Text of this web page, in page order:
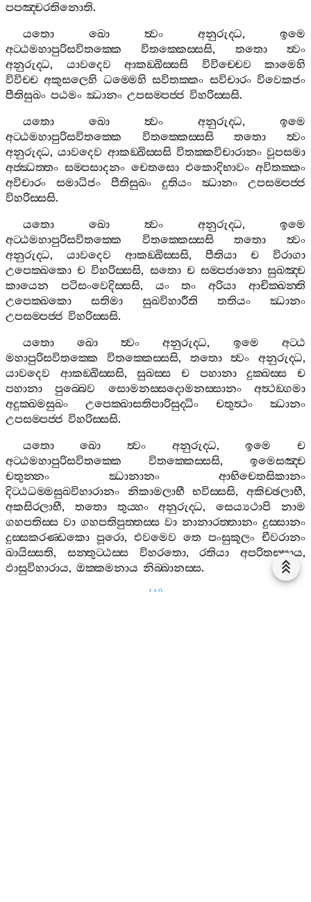
පපඤ‍්චරතිනොති.
යතො
ඛො ත්‍වං අනුරුද‍්ධ, ඉමෙ
අට‍්ඨමහාපුරිසවිතක‍්කෙ
විතක‍්කෙස‍්සසි, තතො
ත්‍වං
අනුරුද‍්ධ, යාවදෙව ආකඞ‍්ඛිස‍්සසි විවිච‍්චෙව
කාමෙහි
විවිච‍්ච අකුසලෙහි ධම‍්මෙහි සවිතක‍්කං සවිචාරං විවෙකජං
පීතිසුඛං පඨමං ඣානං උපසම‍්පජ‍්ජ විහරිස‍්සසි.
යතො
ඛො ත්‍වං අනුරුද‍්ධ, ඉමෙ
අට‍්ඨමහාපුරිසවිතක‍්කෙ
විතක‍්කෙස‍්සසි තතො
ත්‍වං
අනුරුද‍්ධ,යාවදෙව ආකඞ‍්ඛිස‍්සසි විතක‍්කවිචාරානං වූපසමා
අජ‍්ඣත‍්තං සම‍්පසාදනං චෙතසො එකොදිභාවං අවිතක‍්කං
අවිචාරං
සමාධිජං පීතිසුඛං දුතියං ඣානං
උපසම‍්පජ‍්ජ
විහරිස‍්සසි.
යතො
ඛො ත්‍වං අනුරුද‍්ධ, ඉමෙ
අට‍්ඨමහාපුරිසවිතක‍්කෙ
විතක‍්කෙස‍්සසි තතො
ත්‍වං
අනුරුද‍්ධ, යාවදෙව ආකඞ‍්ඛිස‍්සසි, පීතියා ච
විරාගා
උපෙක‍්ඛකො ච විහරිස‍්සසි, සතො ච සම‍්පජානො සුඛඤ‍්ච
කායෙන
පටිසංවෙදිස‍්සසි, යං තං අරියා
ආචික‍්ඛන‍්ති
උපෙක‍්ඛකො
සතිමා සුඛවිහාරීති තතියං
ඣානං
උපසම‍්පජ‍්ජ විහරිස‍්සසි.
යතො
ඛො ත්‍වං අනුරුද‍්ධ, ඉමෙ
අට‍්ඨ
මහාපුරිසවිතක‍්කෙ
විතක‍්කෙස‍්සසි, තතො ත්‍වං අනුරුද‍්ධ,
යාවදෙව
ආකඞ‍්ඛිස‍්සසි,සුඛස‍්ස ච පහානා දුක‍්ඛස‍්ස
ච
පහානා
පුබ‍්බෙව සොමනස‍්සදොමනස‍්සානං
අත්‍ථඞ‍්ගමා
අදුක‍්ඛමසුඛං
උපෙක‍්ඛාසතිපාරිසුද‍්ධිං චතුත්‍ථං
ඣානං
උපසම‍්පජ‍්ජ විහරිස‍්සසි.
යතො
ඛො ත්‍වං අනුරුද‍්ධ,ඉමෙ
ච
අට‍්ඨමහාපුරිසවිතක‍්කෙ
විතක‍්කෙස‍්සසි, ඉමෙසඤ‍්ච
චතුන‍්නං
ඣානානං
ආභිචෙතසිකානං
දිට‍්ඨධම‍්මසුඛවිහාරානං
නිකාමලාභී භවිස‍්සසි,අකිච‍්ඡලාභී,
අකසිරලාභී, තතො තුය‍්හං අනුරුද‍්ධ,සෙය්‍යථාපි
නාම
ගහපතිස‍්ස වා ගහපතිපුත‍්තස‍්ස වා නානාරත‍්තානං දුස‍්සානං
දුස‍්සකරණ‍්ඩකො පූරො, එවමෙව තෙ පංසුකූලං චීවරානං
ඛායිස‍්සති, සන‍්තුට‍්ඨස‍්ස විහරතො,රතියා අපරිතස‍්සාය,
ඵාසුවිහාරාය, ඔක‍්කමනාය නිබ‍්බානස‍්ස.
140